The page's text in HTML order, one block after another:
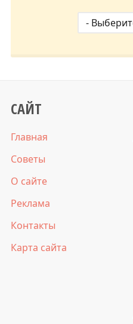
САЙТ
Главная
Советы
О сайте
Реклама
Контакты
Карта сайта